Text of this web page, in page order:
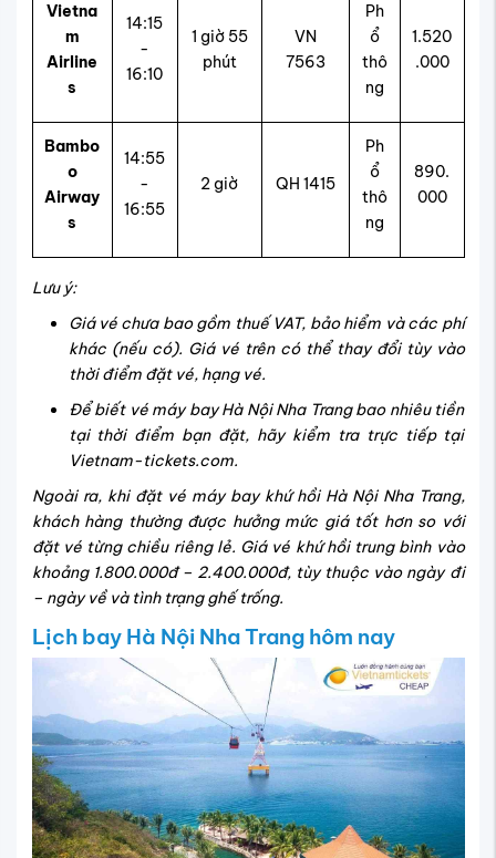
Vietna
m
Airline
s
14:15
-
16:10
1 giờ 55
phút
VN
7563
Ph
ổ
thô
ng
1.520
.000
Bambo
o
Airway
s
14:55
-
16:55
2 giờ QH 1415
Ph
ổ
thô
ng
890.
000
Lưu ý:
Giá vé chưa bao gồm thuế VAT, bảo hiểm và các phí
khác (nếu có). Giá vé trên có thể thay đổi tùy vào
thời điểm đặt vé, hạng vé.
Để biết vé máy bay Hà Nội Nha Trang bao nhiêu tiền
tại thời điểm bạn đặt, hãy kiểm tra trực tiếp tại
Vietnam-tickets.com.
Ngoài ra, khi đặt vé máy bay khứ hồi Hà Nội Nha Trang,
khách hàng thường được hưởng mức giá tốt hơn so với
đặt vé từng chiều riêng lẻ. Giá vé khứ hồi trung bình vào
khoảng 1.800.000đ – 2.400.000đ, tùy thuộc vào ngày đi
– ngày về và tình trạng ghế trống.
Lịch bay Hà Nội Nha Trang hôm nay